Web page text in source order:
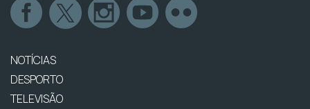
NOTÍCIAS
DESPORTO
TELEVISÃO